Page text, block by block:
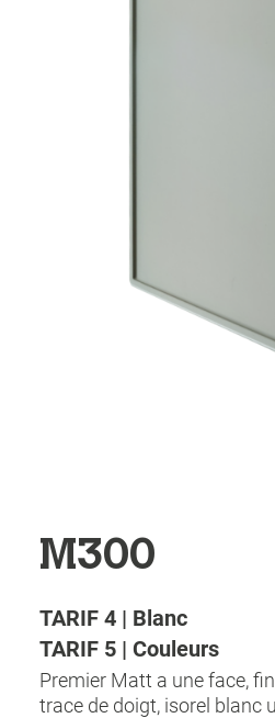
M300
TARIF 4 | Blanc
TARIF 5 | Couleurs
Premier Matt a une face,
trace de doigt, isorel blanc